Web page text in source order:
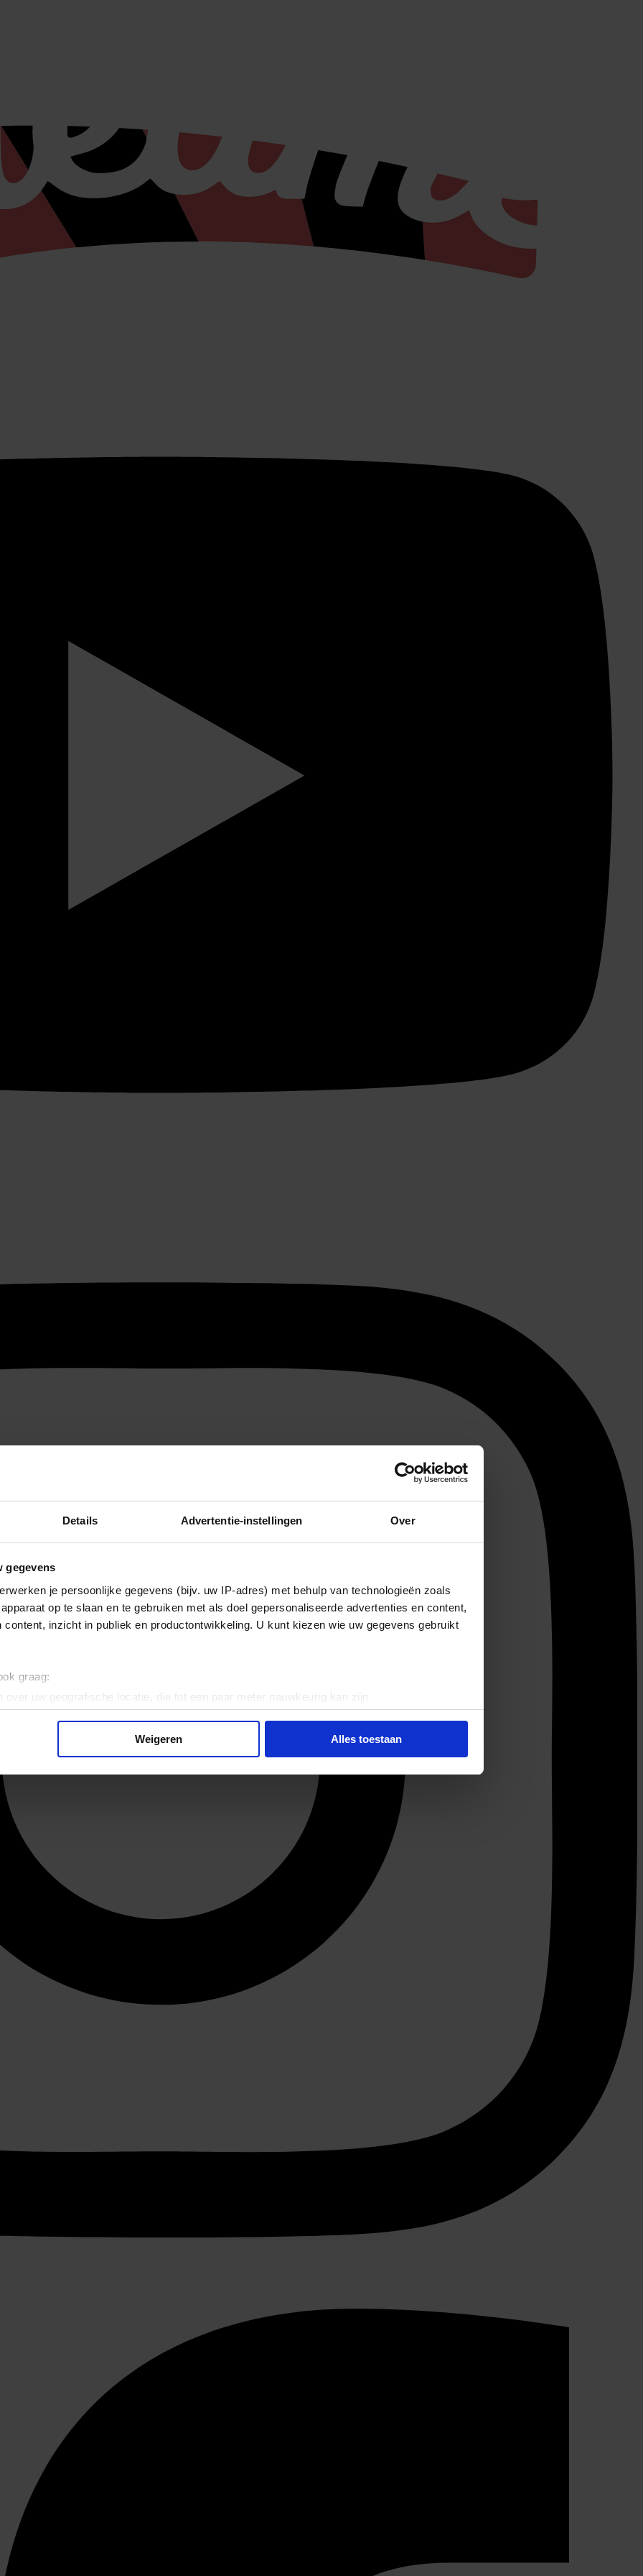
Details Advertentie-instellingen Over
gegevens
je persoonlijke gegevens (bijv. uw IP-adres) met behulp van technologieën zoals
op te slaan en te gebruiken met als doel gepersonaliseerde advertenties en content,
content, inzicht in publiek en productontwikkeling. U kunt kiezen wie uw gegevens gebruikt
graag:
over uw geografische locatie, die tot een paar meter nauwkeurig kan zijn
door het actief te scannen op specifieke eigenschappen (fingerprinting)
gegevens worden verwerkt en stel uw voorkeuren in het
detailgedeelte
en advertenties te personaliseren, om functies voor social media te bieden en om ons
Ook delen we informatie over uw gebruik van onze site met onze partners voor social
Deze partners kunnen deze gegevens combineren met andere informatie die u aan ze heeft
op basis van uw gebruik van hun services.
Weigeren Alles toestaan